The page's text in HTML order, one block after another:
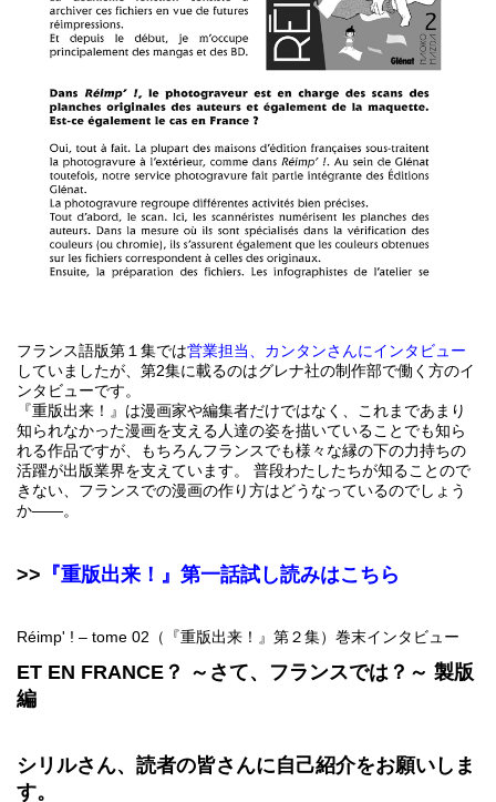
フランス語版第１集では営業担当、カンタンさんにインタビュー
していましたが、第2集に載るのはグレナ社の制作部で働く方のイ
ンタビューです。
『重版出来！』は漫画家や編集者だけではなく、これまであまり
知られなかった漫画を支える人達の姿を描いていることでも知ら
れる作品ですが、もちろんフランスでも様々な縁の下の力持ちの
活躍が出版業界を支えています。 普段わたしたちが知ることので
きない、フランスでの漫画の作り方はどうなっているのでしょう
か――。
>> 『重版出来！』第一話試し読みはこちら
Réimp' ! – tome 02（『重版出来！』第２集）巻末インタビュー
ET EN FRANCE？ ～さて、フランスでは？～ 製版
編
シリルさん、読者の皆さんに自己紹介をお願いしま
す。